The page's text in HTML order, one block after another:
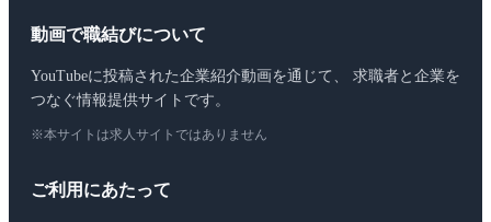
動画で職結びについて
YouTubeに投稿された企業紹介動画を通じて、 求職者と企業を
つなぐ情報提供サイトです。
※本サイトは求人サイトではありません
ご利用にあたって